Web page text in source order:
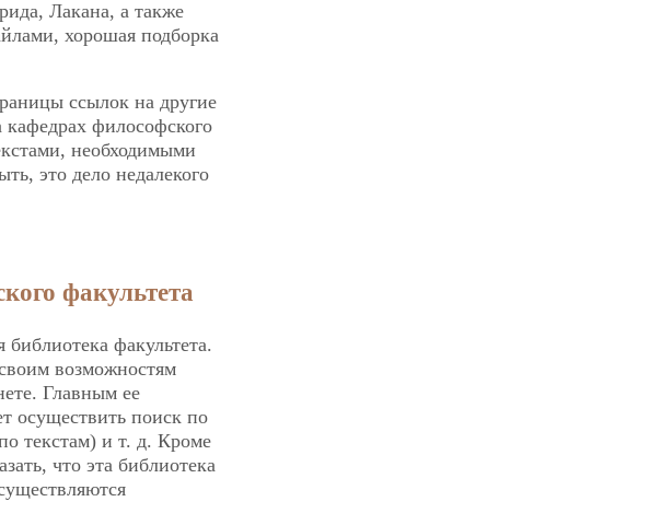
Лакана, а также
хорошая подборка
ссылок на другие
философского
необходимыми
это дело недалекого
факультета
факультета.
возможностям
Главным ее
осуществить поиск по
текстам) и т. д. Кроме
что эта библиотека